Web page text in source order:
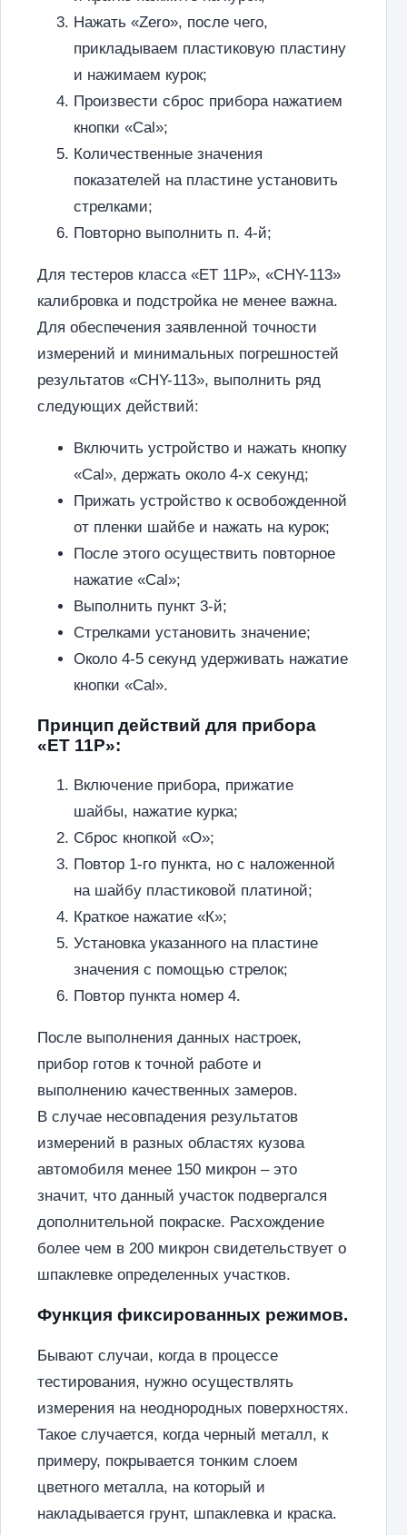
Нажать «Zero», после чего,
прикладываем пластиковую пластину
и нажимаем курок;
Произвести сброс прибора нажатием
кнопки «Cal»;
Количественные значения
показателей на пластине установить
стрелками;
Повторно выполнить п. 4-й;
Для тестеров класса «ET 11P», «CHY-113»
калибровка и подстройка не менее важна.
Для обеспечения заявленной точности
измерений и минимальных погрешностей
результатов «CHY-113», выполнить ряд
следующих действий:
Включить устройство и нажать кнопку
«Cal», держать около 4-х секунд;
Прижать устройство к освобожденной
от пленки шайбе и нажать на курок;
После этого осуществить повторное
нажатие «Cal»;
Выполнить пункт 3-й;
Стрелками установить значение;
Около 4-5 секунд удерживать нажатие
кнопки «Cal».
Принцип действий для прибора
«ET 11P»:
Включение прибора, прижатие
шайбы, нажатие курка;
Сброс кнопкой «О»;
Повтор 1-го пункта, но с наложенной
на шайбу пластиковой платиной;
Краткое нажатие «К»;
Установка указанного на пластине
значения с помощью стрелок;
Повтор пункта номер 4.
После выполнения данных настроек,
прибор готов к точной работе и
выполнению качественных замеров.
В случае несовпадения результатов
измерений в разных областях кузова
автомобиля менее 150 микрон – это
значит, что данный участок подвергался
дополнительной покраске. Расхождение
более чем в 200 микрон свидетельствует о
шпаклевке определенных участков.
Функция фиксированных режимов.
Бывают случаи, когда в процессе
тестирования, нужно осуществлять
измерения на неоднородных поверхностях.
Такое случается, когда черный металл, к
примеру, покрывается тонким слоем
цветного металла, на который и
накладывается грунт, шпаклевка и краска.